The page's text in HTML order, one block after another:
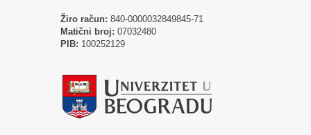
Žiro račun: 840-0000032849845-71
Matični broj: 07032480
PIB: 100252129